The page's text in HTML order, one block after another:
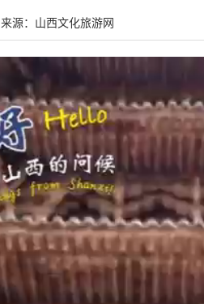
来源：山西文化旅游网